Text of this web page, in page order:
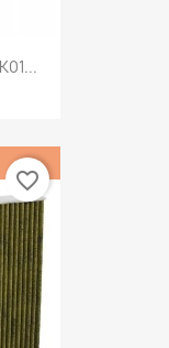
favorite_border